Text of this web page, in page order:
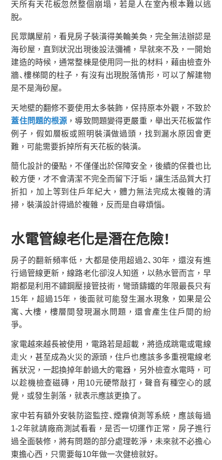
天所有天花板忽然整個崩塌，若是人在室內根本難以逃
脫。
民眾購屋前，看見房子裝潢得美輪美奐，完全無法辦認是
海砂屋，直到狀況出現後設法彌補，早就來不及，一開始
建造的時候，通常整棟是使用同一批的材料，藉由檢查外
牆、樓梯間的柱子，有沒有出現脫落情形，可以了解建物
是不是海砂屋。
天地壁的翻修不要使用太多裝飾，保持原本外觀，不致於
蓋住問題的根源 ，導致問題變得更嚴重，舉出天花板當作
例子，假如層板或照明裝潢做過頭，找到漏水原因會更
難，可能需要拆掉所有天花板的裝潢。
簡化設計的優點，不僅僅出於保障安全，後續的保養也比
較方便，才不會清潔不完全而留下汙垢，讓生活品質大打
折扣，加上等到住戶年紀大，體力無法完成太複雜的清
掃，裝潢設計得過於複雜，反而是自尋煩惱。
水電管線老化是潛在危險！
房子的翻新頻率低，大都是使用超過2、30年，還沒有進
行過管線更新，線路老化卻沒人知道，以熱水管而言，早
期都是利用不鏽鋼壓接管技術，彎頭鑄鐵的年限最長只有
15年，超過15年，後面就可能發生漏水現象，如果是公
寓、大樓，樓層間發現漏水問題，還會產生住戶間的紛
爭。
家電越來越長被使用，電路若是超載，將造成跳電或電線
走火，甚至成為火災的源頭，住戶也應該多多重視電線老
舊狀況，一起換掉年齡過大的電器，另外檢查水電時，可
以趁機檢查磁磚，用10元硬幣敲打，聲音有種空心的感
覺，或發生剝落，就表示應該更換了。
家中若有額外安裝防盜監控、煙霧偵測等系統，應該每過
1-2年就請廠商測試看看，是否一切運作正常，房子進行
過全面裝修，將有問題的部分處理乾淨，未來就不必擔心
東擔心西，只需要每10年做一次健檢就好。